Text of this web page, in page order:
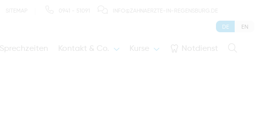
Sprechzeiten Kontakt & Co. Kurse Notdienst
DE EN